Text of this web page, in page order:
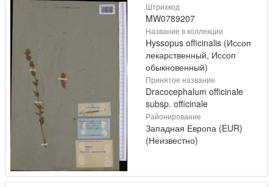
Штрихкод
MW0789207
Название в коллекции
Hyssopus officinalis (Иссоп
лекарственный, Иссоп
обыкновенный)
Принятое название
Dracocephalum officinale
subsp. officinale
Районирование
Западная Европа (EUR)
(Неизвестно)